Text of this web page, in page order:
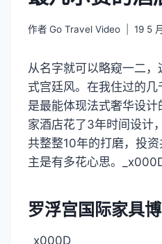
作者 Go Travel Video 19 5
从名字就可以略窥一二
式宫廷风。在我住过的
是最能体现法式奢华设
家酒店花了3年时间设计
共整整10年的打磨，投
主是有多花心思。
罗浮宫国际家具
_x000D_